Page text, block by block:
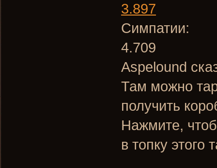
3.897
Симпатии:
4.709
Aspelound
Там можно
получить
Нажмите,
в топку этого